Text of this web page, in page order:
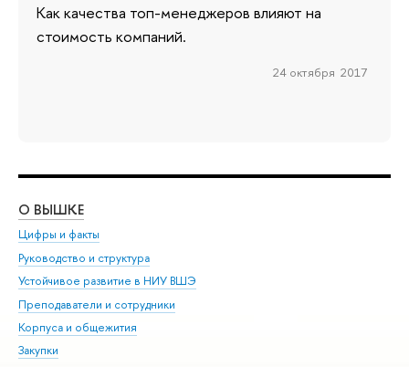
Как качества топ-менеджеров влияют на
стоимость компаний.
24 октября 2017
О ВЫШКЕ
Цифры и факты
Руководство и структура
Устойчивое развитие в НИУ ВШЭ
Преподаватели и сотрудники
Корпуса и общежития
Закупки